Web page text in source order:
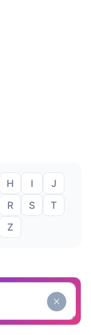
H I
J
R S
T
Z
close